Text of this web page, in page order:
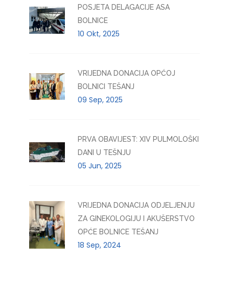
POSJETA DELAGACIJE ASA
BOLNICE
10 Okt, 2025
VRIJEDNA DONACIJA OPĆOJ
BOLNICI TEŠANJ
09 Sep, 2025
PRVA OBAVIJEST: XIV PULMOLOŠKI
DANI U TEŠNJU
05 Jun, 2025
VRIJEDNA DONACIJA ODJELJENJU
ZA GINEKOLOGIJU I AKUŠERSTVO
OPĆE BOLNICE TEŠANJ
18 Sep, 2024